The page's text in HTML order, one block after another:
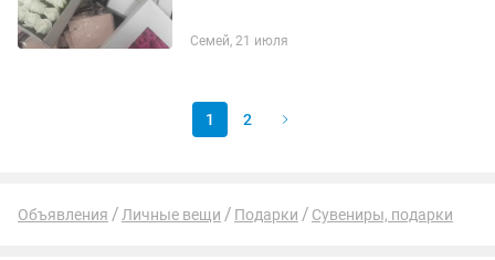
Семей, 21 июля
1 2
Объявления Личные вещи Подарки Сувениры, подарки